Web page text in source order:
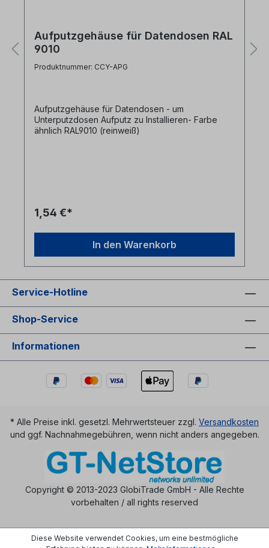
Aufputzgehäuse für Datendosen RAL
9010
Produktnummer: CCY-APG
Aufputzgehäuse für Datendosen - um
Unterputzdosen Aufputz zu Installieren- Farbe
ähnlich RAL9010 (reinweiß)
1,54 €*
In den Warenkorb
Service-Hotline
Shop-Service
Informationen
* Alle Preise inkl. gesetzl. Mehrwertsteuer zzgl. Versandkosten
und ggf. Nachnahmegebühren, wenn nicht anders angegeben.
Copyright © 2013-2023 GlobiTrade GmbH - Alle Rechte
vorbehalten / all rights reserved
Diese Website verwendet Cookies, um eine bestmögliche